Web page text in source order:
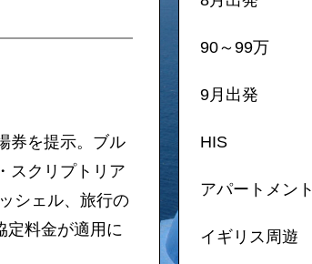
券を提示。ブル
スクリプトリア
シェル、旅行の
定料金が適用に
90～99万
9月出発
HIS
アパートメント
イギリス周遊